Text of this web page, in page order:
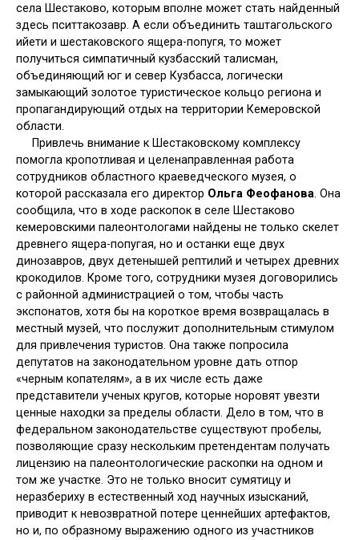
села Шестаково, которым вполне может стать найденный
здесь пситтакозавр. А если объединить таштагольского
ийети и шестаковского ящера-попугя, то может
получиться симпатичный кузбасский талисман,
объединяющий юг и север Кузбасса, логически
замыкающий золотое туристическое кольцо региона и
пропагандирующий отдых на территории Кемеровской
области.
Привлечь внимание к Шестаковскому комплексу
помогла кропотливая и целенаправленная работа
сотрудников областного краеведческого музея, о
которой рассказала его директор Ольга Феофанова. Она
сообщила, что в ходе раскопок в селе Шестаково
кемеровскими палеонтологами найдены не только скелет
древнего ящера-попугая, но и останки еще двух
динозавров, двух детенышей рептилий и четырех древних
крокодилов. Кроме того, сотрудники музея договорились
с районной администрацией о том, чтобы часть
экспонатов, хотя бы на короткое время возвращалась в
местный музей, что послужит дополнительным стимулом
для привлечения туристов. Она также попросила
депутатов на законодательном уровне дать отпор
«черным копателям», а в их числе есть даже
представители ученых кругов, которые норовят увезти
ценные находки за пределы области. Дело в том, что в
федеральном законодательстве существуют пробелы,
позволяющие сразу нескольким претендентам получать
лицензию на палеонтологические раскопки на одном и
том же участке. Это не только вносит сумятицу и
неразбериху в естественный ход научных изысканий,
приводит к невозвратной потере ценнейших артефактов,
но и, по образному выражению одного из участников